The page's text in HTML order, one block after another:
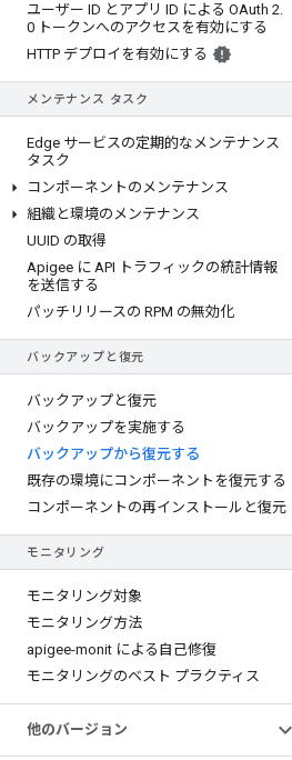
ユーザー ID とアプリ ID による OAuth 2.
0 トークンへのアクセスを有効にする
HTTP デプロイを有効にする
メンテナンス タスク
Edge サービスの定期的なメンテナンス
タスク
コンポーネントのメンテナンス
組織と環境のメンテナンス
UUID の取得
Apigee に API トラフィックの統計情報
を送信する
パッチリリースの RPM の無効化
バックアップと復元
バックアップと復元
バックアップを実施する
バックアップから復元する
既存の環境にコンポーネントを復元する
コンポーネントの再インストールと復元
モニタリング
モニタリング対象
モニタリング方法
apigee-monit による自己修復
モニタリングのベスト プラクティス
他のバージョン